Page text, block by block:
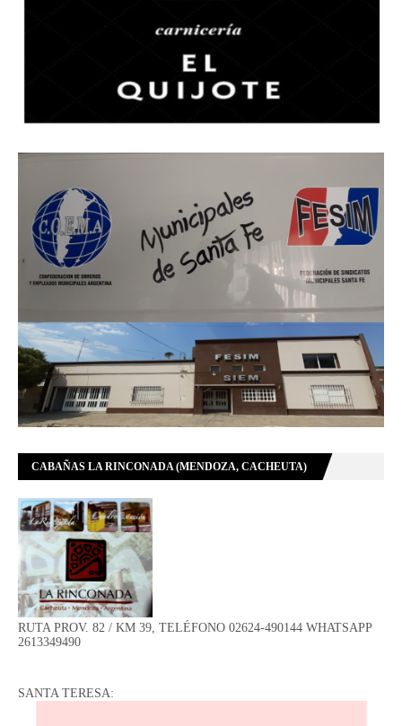
CABAÑAS LA RINCONADA (MENDOZA, CACHEUTA)
RUTA PROV. 82 / KM 39, TELÉFONO 02624-490144 WHATSAPP
2613349490
SANTA TERESA: